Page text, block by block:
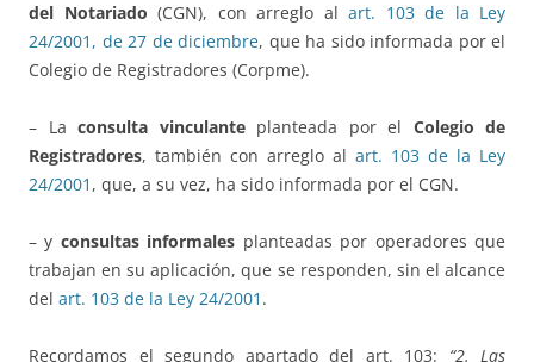
del Notariado (CGN), con arreglo al art. 103 de la Ley
24/2001, de 27 de diciembre, que ha sido informada por el
Colegio de Registradores (Corpme).
– La consulta vinculanteplanteada por el Colegio de
Registradores, también con arreglo al art. 103 de la Ley
24/2001 , que, a su vez, ha sido informada por el CGN.
– y consultas informales planteadas por operadores que
trabajan en su aplicación, que se responden, sin el alcance
del art. 103 de la Ley 24/2001 .
Recordamos el segundo apartado del art. 103: “2. Las